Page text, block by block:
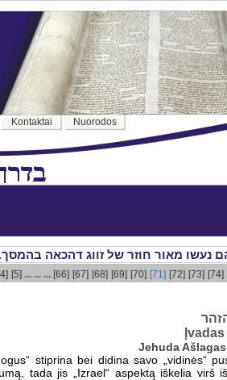
Kontaktai Nuorodos
[4] [5] ... ... ... [66] [67] [68] [69] [70] [71] [72] [73] [74]
Jehuda
stiprina bei didina savo „vidinės“
tada jis „Izrael“ aspektą iškelia virš